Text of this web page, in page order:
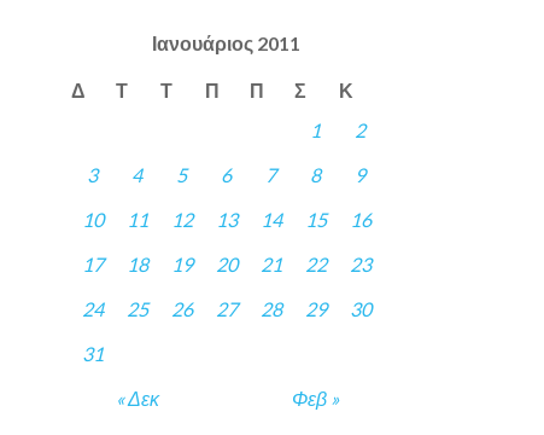
Ιανουάριος 2011
Δ Τ Τ Π Π Σ Κ
« Δεκ Φεβ »
1
2
3
4 5 6 7 8
9
10
11 12 13 14 15
16
17
18 19 20 21 22
23
24
25 26 27 28 29
30
31